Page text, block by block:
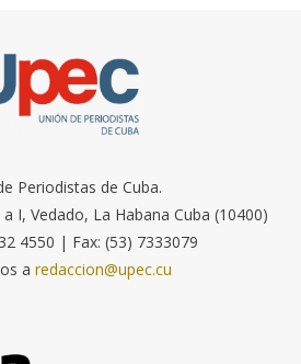
Periodistas de Cuba.
I, Vedado, La Habana Cuba (10400)
4550 | Fax: (53) 7333079
a redaccion@upec.cu